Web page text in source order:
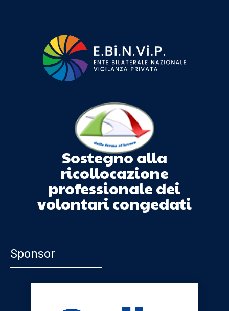
Sostegno alla
ricollocazione
professionale dei
volontari congedati
Sponsor